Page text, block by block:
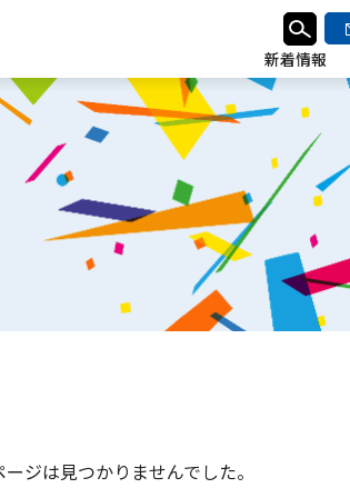
新着情報
ジは見つかりませんでした。